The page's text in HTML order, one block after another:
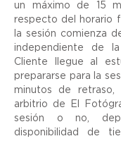
un máximo de 15
respecto del horario
la sesión comienza
independiente de
Cliente llegue al
prepararse para la
minutos de retraso,
arbitrio de El
sesión o no,
disponibilidad de